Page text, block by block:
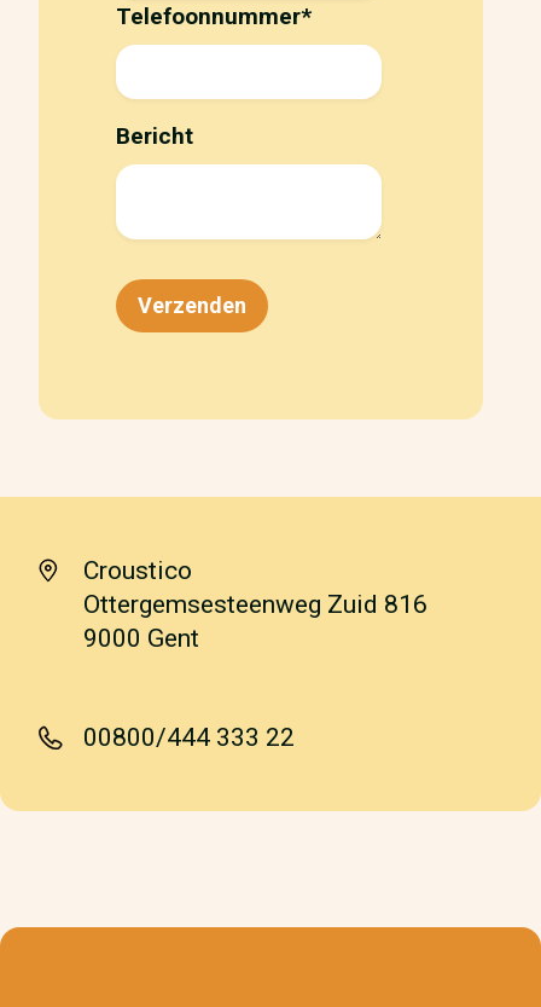
Telefoonnummer*
Bericht
Croustico
Ottergemsesteenweg Zuid 816
9000 Gent
00800/444 333 22